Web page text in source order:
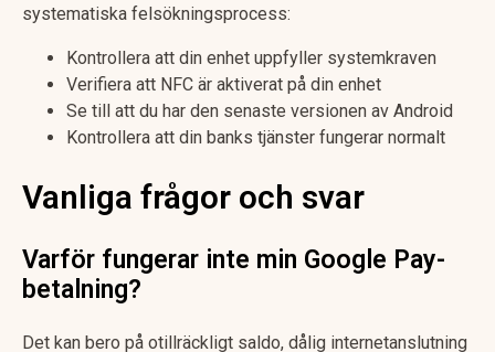
systematiska felsökningsprocess:
Kontrollera att din enhet uppfyller systemkraven
Verifiera att NFC är aktiverat på din enhet
Se till att du har den senaste versionen av Android
Kontrollera att din banks tjänster fungerar normalt
Vanliga frågor och svar
Varför fungerar inte min Google Pay-
betalning?
Det kan bero på otillräckligt saldo, dålig internetanslutning